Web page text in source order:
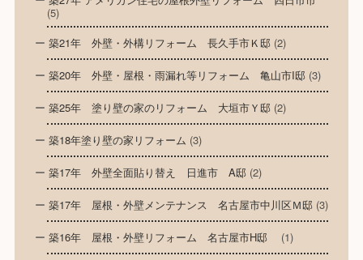
(5)
築21年 外壁・外構リフォーム 長久手市Ｋ邸(2)
築20年 外壁・屋根・雨漏れ等リフォーム 亀山市I邸(3)
築25年 塗り壁の家のリフォーム 大垣市Ｙ邸(2)
築18年塗り壁の家リフォーム (3)
築17年 外壁全面貼り替え 日進市 A邸(2)
築17年 屋根・外壁メンテナンス 名古屋市中川区Ｍ邸(3)
築16年 屋根・外壁リフォーム 名古屋市H邸 (1)